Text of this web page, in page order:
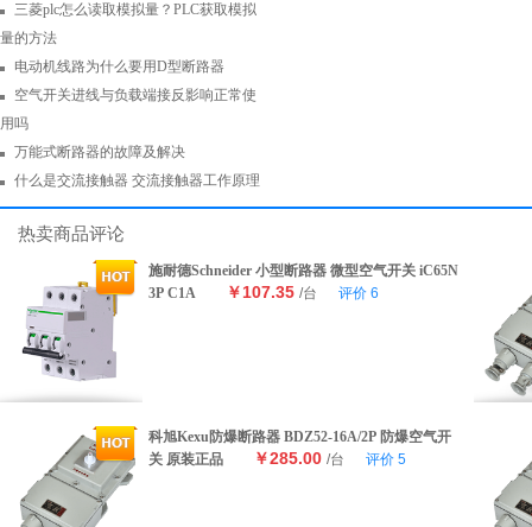
三菱plc怎么读取模拟量？PLC获取模拟
量的方法
电动机线路为什么要用D型断路器
空气开关进线与负载端接反影响正常使
用吗
万能式断路器的故障及解决
什么是交流接触器 交流接触器工作原理
热卖商品评论
施耐德Schneider 小型断路器 微型空气开关 iC65N
3P C1A
￥107.35 /台 评价 6
科旭Kexu防爆断路器 BDZ52-16A/2P 防爆空气开
关 原装正品
￥285.00 /台 评价 5